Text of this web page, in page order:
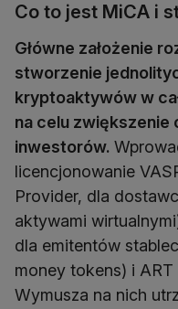
Co to jest MiCA i
Główne założenie
stworzenie
kryptoaktywów w
na celu zwiększenie
inwestorów.
licencjonowanie
Provider, dla
aktywami
dla emitentów
money tokens) i
Wymusza na nich